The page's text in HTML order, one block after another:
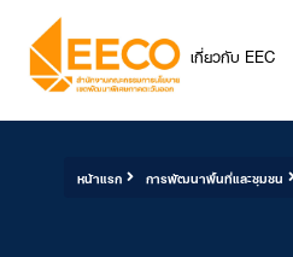
เกี่ยวกับ EEC
หน้าแรก การพัฒนาพื้นที่และชุมชน